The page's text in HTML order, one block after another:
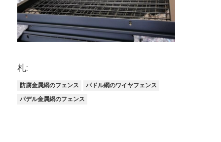
札:
防腐金属網のフェンス
パドル網のワイヤフェンス
パデル金属網のフェンス